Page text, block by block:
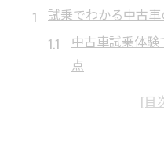
試乗でわかる中古
中古車試乗体
点